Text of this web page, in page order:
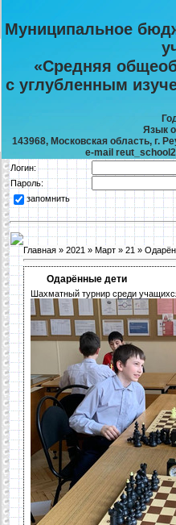
Муниципальное
«Средняя
с углубленным
Язык
143968, Московская область, г.
e-mail
Логин:
Пароль:
запомнить
Главная » 2021 » Март » 21 »
Одарённые дети
Шахматный турнир среди